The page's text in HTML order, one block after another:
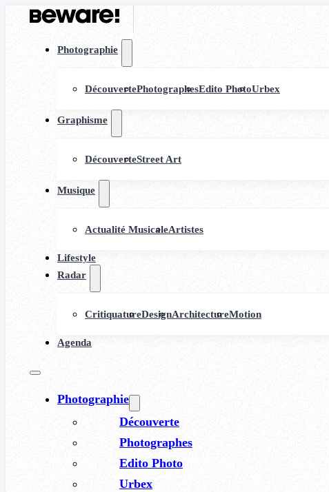
Photographie
DécouvertePhotographesEdito PhotoUrbex
Graphisme
DécouverteStreet Art
Musique
Actualité MusicaleArtistes
Lifestyle
Radar
CritiquatureDesignArchitectureMotion
Agenda
Photographie
Découverte
Photographes
Edito Photo
Urbex